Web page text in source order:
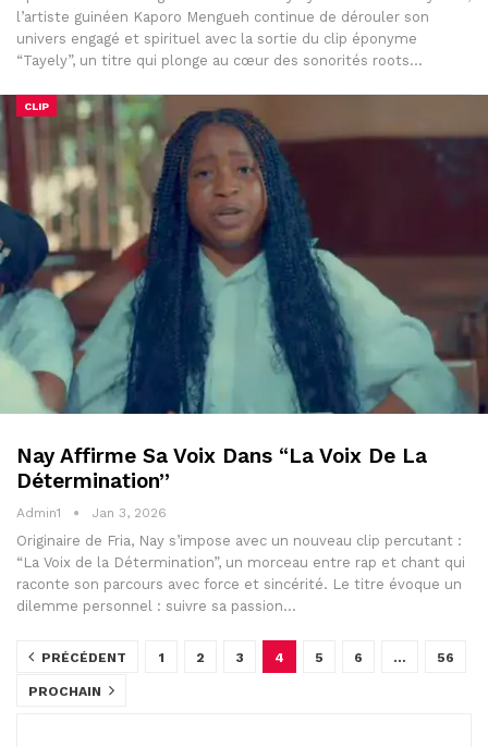
l’artiste guinéen Kaporo Mengueh continue de dérouler son
univers engagé et spirituel avec la sortie du clip éponyme
“Tayely”, un titre qui plonge au cœur des sonorités roots…
CLIP
Nay Affirme Sa Voix Dans “La Voix De La
Détermination”
Admin1 Jan 3, 2026
Originaire de Fria, Nay s’impose avec un nouveau clip percutant :
“La Voix de la Détermination”, un morceau entre rap et chant qui
raconte son parcours avec force et sincérité. Le titre évoque un
dilemme personnel : suivre sa passion…
PRÉCÉDENT 1 2 3 4 5 6 … 56
PROCHAIN